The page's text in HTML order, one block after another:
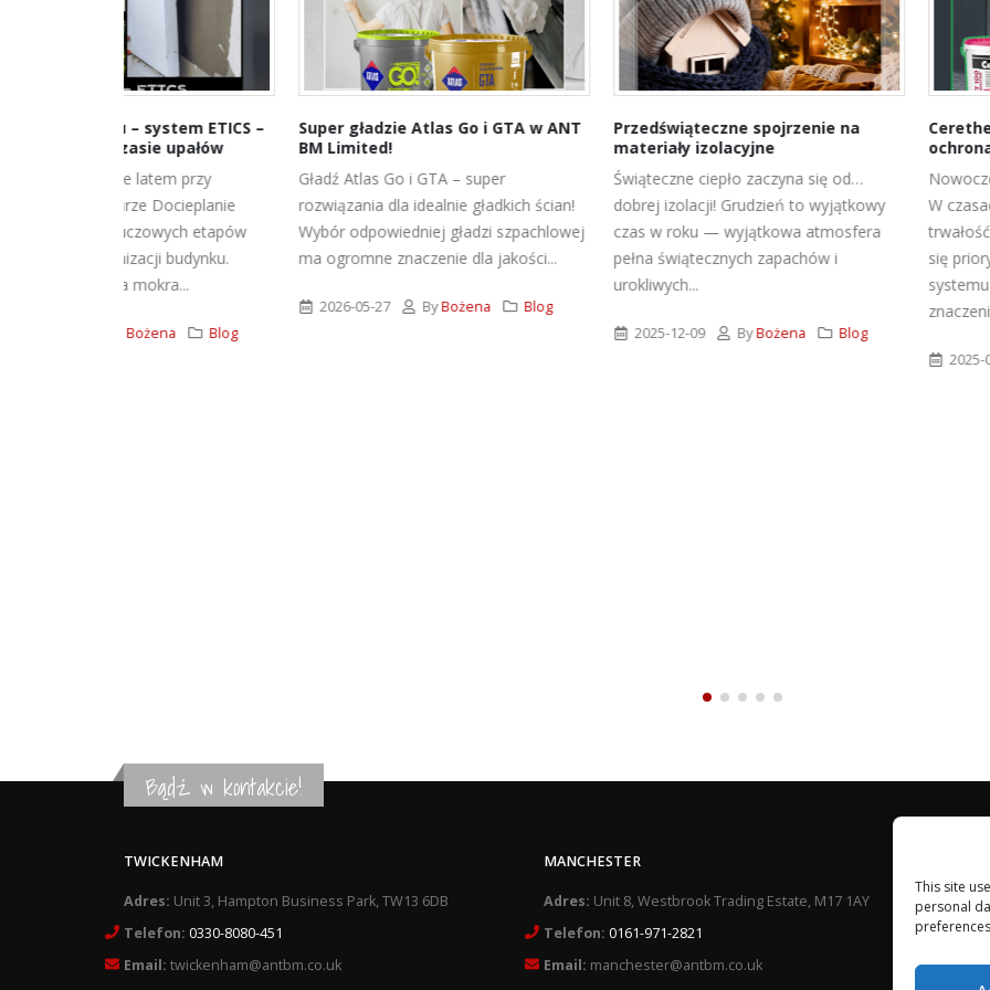
This site
personal
Super gładzie Atlas Go i GTA w ANT
BM Limited!
Gładź Atlas Go i GTA – super
rozwiązania dla idealnie gładkich ścian!
Wybór odpowiedniej gładzi szpachlowej
ma ogromne znaczenie dla jakości...
Bożena Blog
Przedświąteczne spojrzenie na
Świąteczne ciepło zaczyna się od…
dobrej izolacji! Grudzień to wyjątkowy
czas w roku — wyjątkowa atmosfera
pełna świątecznych zapachów i
Bożena Blog
Ceretherm Impactum –
ochrona Twojego domu
Nowoczesne rozwiązanie
W czasach, gdy
trwałość materiałów
się priorytetem, wybór
systemu ocieplenia ma kluczowe
Bożena
Bądź w kontakcie!
TWICKENHAM
Adres: Unit 3, Hampton Business Park, TW13 6DB
Telefon: 0330-8080-451
Email: twickenham@antbm.co.uk
MANCHESTER
Adres: Unit 8, Westbrook Trading Estate, M17 1AY
Telefon: 0161-971-2821
Email: manchester@antbm.co.uk